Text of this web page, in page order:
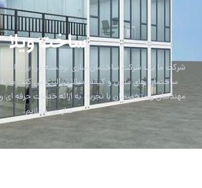
ساخت ویلا
شرکت ما یک شرکت ساختمان سازی برجسته در ایران
ساختمان های مدرن و کیفیت بالا فعالیت می کند. ما
مهندسان و متخصصان با تجربه، به ارائه خدمات حرفه ای
ساز می پردازیم.